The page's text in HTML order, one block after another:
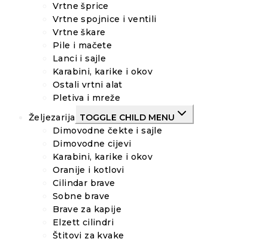
Vrtne šprice
Vrtne spojnice i ventili
Vrtne škare
Pile i mačete
Lanci i sajle
Karabini, karike i okov
Ostali vrtni alat
Pletiva i mreže
Željezarija TOGGLE CHILD MENU
Dimovodne čekte i sajle
Dimovodne cijevi
Karabini, karike i okov
Oranije i kotlovi
Cilindar brave
Sobne brave
Brave za kapije
Elzett cilindri
Štitovi za kvake